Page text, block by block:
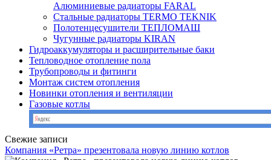
Алюминиевые радиаторы FARAL
Стальные радиаторы TERMO TEKNIK
Полотенцесушители ТЕПЛОМАШ
Чугунные радиаторы KIRAN
Гидроаккумуляторы и расширительные баки
Тепловодное отопление пола
Трубопроводы и фитинги
Монтаж систем отопления
Новинки отопления и вентиляции
Газовые котлы
Свежие записи
Компания «Ретра» презентовала новую линию котлов